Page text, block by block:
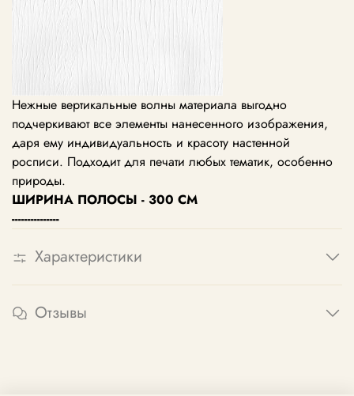
Нежные вертикальные волны материала выгодно
подчеркивают все элементы нанесенного изображения,
даря ему индивидуальность и красоту настенной
росписи. Подходит для печати любых тематик, особенно
природы.
ШИРИНА ПОЛОСЫ - 300 СМ
---------------
Характеристики
Отзывы